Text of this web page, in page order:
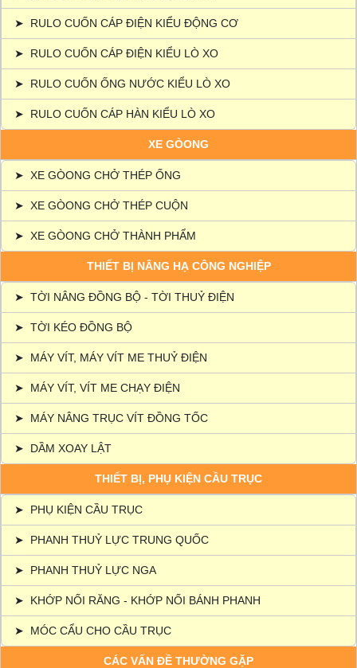
➤ RULO CUỐN CÁP ĐIỆN KIỂU ĐỘNG CƠ
➤ RULO CUỐN CÁP ĐIỆN KIỂU LÒ XO
➤ RULO CUỐN ỐNG NƯỚC KIỂU LÒ XO
➤ RULO CUỐN CÁP HÀN KIỂU LÒ XO
XE GÒONG
➤ XE GÒONG CHỞ THÉP ỐNG
➤ XE GÒONG CHỞ THÉP CUỘN
➤ XE GÒONG CHỞ THÀNH PHẨM
THIẾT BỊ NÂNG HẠ CÔNG NGHIỆP
➤ TỜI NÂNG ĐỒNG BỘ - TỜI THUỶ ĐIỆN
➤ TỜI KÉO ĐỒNG BỘ
➤ MÁY VÍT, MÁY VÍT ME THUỶ ĐIỆN
➤ MÁY VÍT, VÍT ME CHẠY ĐIỆN
➤ MÁY NÂNG TRỤC VÍT ĐỒNG TỐC
➤ DẦM XOAY LẬT
THIẾT BỊ, PHỤ KIỆN CẦU TRỤC
➤ PHỤ KIỆN CẦU TRỤC
➤ PHANH THUỶ LỰC TRUNG QUỐC
➤ PHANH THUỶ LỰC NGA
➤ KHỚP NỐI RĂNG - KHỚP NỐI BÁNH PHANH
➤ MÓC CẨU CHO CẦU TRỤC
CÁC VẤN ĐỀ THƯỜNG GẶP